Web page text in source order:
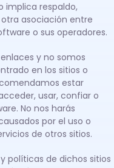
implica respaldo,
asociación entre
o sus operadores.
y no somos
en los sitios o
estar
usar, confiar o
No nos harás
por el uso o
de otros sitios.
políticas de dichos sitios